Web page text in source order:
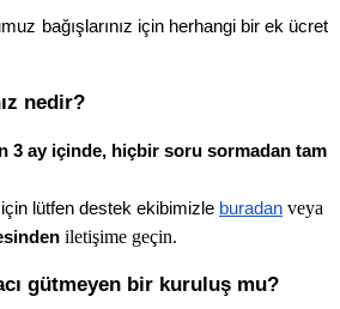
bağış larınız için herhangi bir ek ücret
ız nedir?
3 ay içinde, hiçbir soru sormadan tam
için ütfen destek ekibimizle buradan veya
iletişime geçin.
ı gütmeyen bir kuruluş mu?